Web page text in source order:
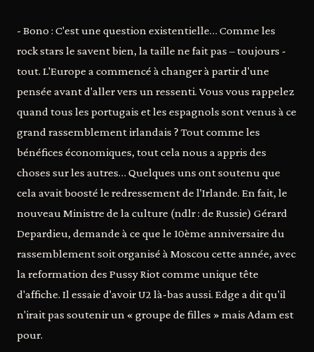
- Bono : C'est une question existentielle… Comme les
rock stars le savent bien, la taille ne fait pas – toujours -
tout. L'Europe a commencé à changer à partir d'une
pensée avant d'aller vers un ressenti. Vous vous rappelez
quand tous les portugais et les espagnols sont venus à ce
grand rassemblement irlandais ? Tout comme les
bénéfices économiques, tout cela nous a appris des
choses sur les autres… Quelques uns ont soutenu que
cela avait boosté le redressement de l'Irlande. En fait, le
nouveau Ministre de la culture (ndlr : de Russie) Gérard
Depardieu, demande à ce que le 10ème anniversaire du
rassemblement soit organisé à Moscou cette année, avec
la reformation des Pussy Riot comme unique tête
d'affiche. Il essaie d'avoir U2 là-bas aussi. Edge a dit qu'il
n'irait pas soutenir un « groupe de filles » mais Adam est
pour.